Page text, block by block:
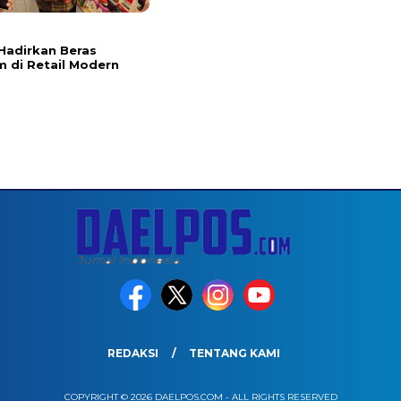
Beras
di Retail Modern
REDAKSI TENTANG KAMI
COPYRIGHT © 2026 DAELPOS.COM - ALL RIGHTS RESERVED